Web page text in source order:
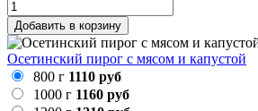
Добавить в корзину
Осетинский пирог с мясом и капустой
800 г 1110 руб
1000 г 1160 руб